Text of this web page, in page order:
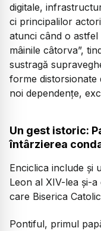
digitale,
ci principalilor
atunci când o
mâinile câtorva”,
sustragă
forme distorsionate
noi dependențe,
Un gest istoric:
întârzierea
Enciclica include și
Leon al XIV-lea și-
care Biserica
Pontiful, primul